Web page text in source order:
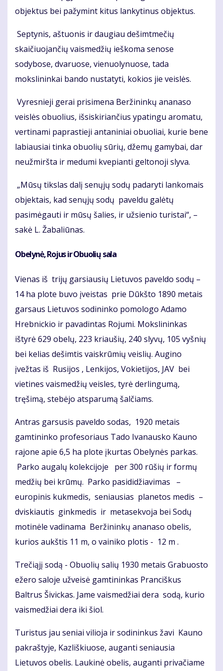
objektus bei pažymint kitus lankytinus objektus.
Septynis, aštuonis ir daugiau dešimtmečių
skaičiuojančių vaismedžių ieškoma senose
sodybose, dvaruose, vienuolynuose, tada
mokslininkai bando nustatyti, kokios jie veislės.
Vyresnieji gerai prisimena Beržininkų ananaso
veislės obuolius, išsiskiriančius ypatingu aromatu,
vertinami paprastieji antaniniai obuoliai, kurie bene
labiausiai tinka obuolių sūrių, džemų gamybai, dar
neužmiršta ir medumi kvepianti geltonoji slyva.
„Mūsų tikslas dalį senųjų sodų padaryti lankomais
objektais, kad senųjų sodų paveldu galėtų
pasimėgauti ir mūsų šalies, ir užsienio turistai“, –
sakė L. Žabaliūnas.
Obelynė, Rojus ir Obuolių sala
Vienas iš trijų garsiausių Lietuvos paveldo sodų –
14 ha plote buvo įveistas prie Dūkšto 1890 metais
garsaus Lietuvos sodininko pomologo Adamo
Hrebnickio ir pavadintas Rojumi. Mokslininkas
ištyrė 629 obelų, 223 kriaušių, 240 slyvų, 105 vyšnių
bei kelias dešimtis vaiskrūmių veislių. Augino
įvežtas iš Rusijos , Lenkijos, Vokietijos, JAV bei
vietines vaismedžių veisles, tyrė derlingumą,
tręšimą, stebėjo atsparumą šalčiams.
Antras garsusis paveldo sodas, 1920 metais
gamtininko profesoriaus Tado Ivanausko Kauno
rajone apie 6,5 ha plote įkurtas Obelynės parkas.
Parko augalų kolekcijoje per 300 rūšių ir formų
medžių bei krūmų. Parko pasididžiavimas –
europinis kukmedis, seniausias planetos medis –
dviskiautis ginkmedis ir metasekvoja bei Sodų
motinėle vadinama Beržininkų ananaso obelis,
kurios aukštis 11 m, o vainiko plotis - 12 m .
Trečiąjį sodą - Obuolių salių 1930 metais Grabuosto
ežero saloje užveisė gamtininkas Pranciškus
Baltrus Šivickas. Jame vaismedžiai dera sodą, kurio
vaismedžiai dera iki šiol.
Turistus jau seniai vilioja ir sodininkus žavi Kauno
pakraštyje, Kazliškiuose, auganti seniausia
Lietuvos obelis. Laukinė obelis, auganti privačiame